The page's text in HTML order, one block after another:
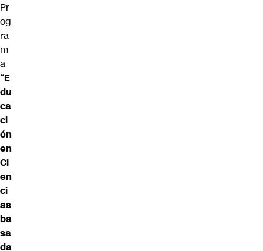
Pr
og
ra
m
a
“E
du
ca
ci
ón
en
Ci
en
ci
as
ba
sa
da